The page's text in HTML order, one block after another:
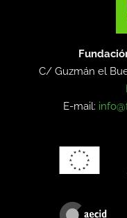
C/ Guzmán el
E-mail: